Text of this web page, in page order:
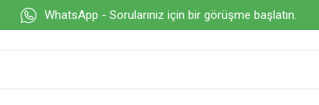
WhatsApp - Sorularınız için bir görüşme başlatın.